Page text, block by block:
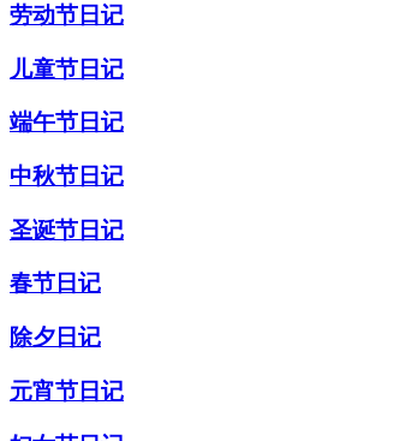
劳动节日记
儿童节日记
端午节日记
中秋节日记
圣诞节日记
春节日记
除夕日记
元宵节日记